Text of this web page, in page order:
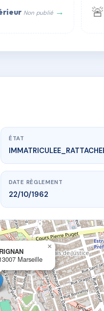
Non publié → 🚨
ÉTAT
DATE RÈGLEMENT
22/10/1962
Marseille
×